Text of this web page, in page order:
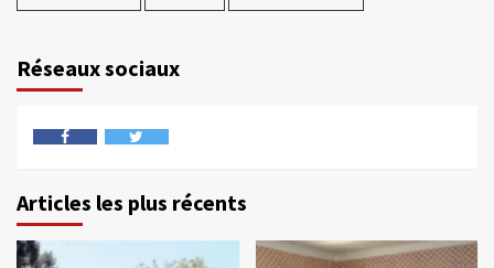
Réseaux sociaux
Articles les plus récents